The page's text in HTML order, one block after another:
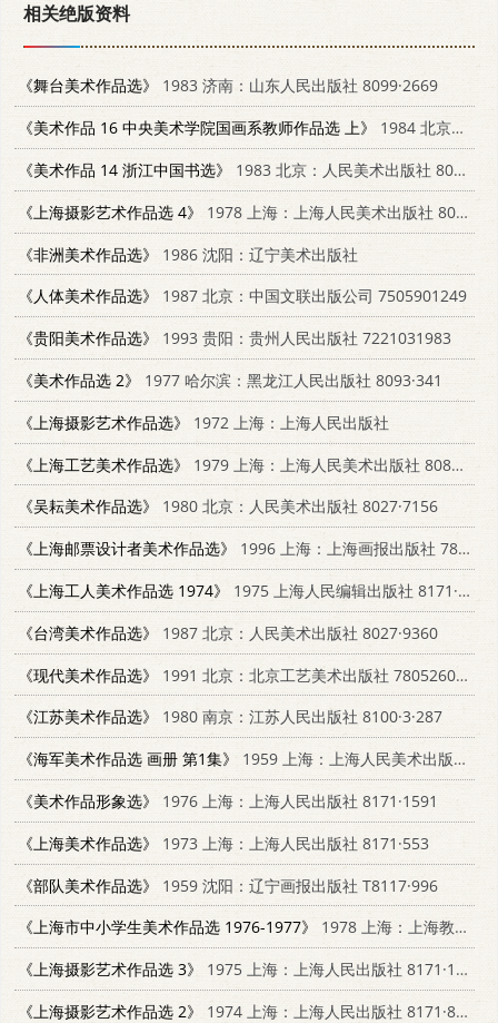
相关绝版资料
《舞台美术作品选》
1983 济南：山东人民出版社 8099·2669
《美术作品 16 中央美术学院国画系教师作品选 上》
1984 北京：人民美术出版社 8027·9044
《美术作品 14 浙江中国书选》
1983 北京：人民美术出版社 8027·9228
《上海摄影艺术作品选 4》
1978 上海：上海人民美术出版社 8081·11235
《非洲美术作品选》
1986 沈阳：辽宁美术出版社
《人体美术作品选》
1987 北京：中国文联出版公司 7505901249
《贵阳美术作品选》
1993 贵阳：贵州人民出版社 7221031983
《美术作品选 2》
1977 哈尔滨：黑龙江人民出版社 8093·341
《上海摄影艺术作品选》
1972 上海：上海人民出版社
《上海工艺美术作品选》
1979 上海：上海人民美术出版社 8081·11355
《吴耘美术作品选》
1980 北京：人民美术出版社 8027·7156
《上海邮票设计者美术作品选》
1996 上海：上海画报出版社 7805302278
《上海工人美术作品选 1974》
1975 上海人民编辑出版社 8171·1152
《台湾美术作品选》
1987 北京：人民美术出版社 8027·9360
《现代美术作品选》
1991 北京：北京工艺美术出版社 780526063X
《江苏美术作品选》
1980 南京：江苏人民出版社 8100·3·287
《海军美术作品选 画册 第1集》
1959 上海：上海人民美术出版社 T8081·4592
《美术作品形象选》
1976 上海：上海人民出版社 8171·1591
《上海美术作品选》
1973 上海：上海人民出版社 8171·553
《部队美术作品选》
1959 沈阳：辽宁画报出版社 T8117·996
《上海市中小学生美术作品选 1976-1977》
1978 上海：上海教育出版社 7150·1906
《上海摄影艺术作品选 3》
1975 上海：上海人民出版社 8171·1245
《上海摄影艺术作品选 2》
1974 上海：上海人民出版社 8171·853